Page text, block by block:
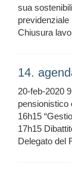
sua
Chiusura
14.
20-feb-2020
pensionistico
16h15
17h15
Delegato del